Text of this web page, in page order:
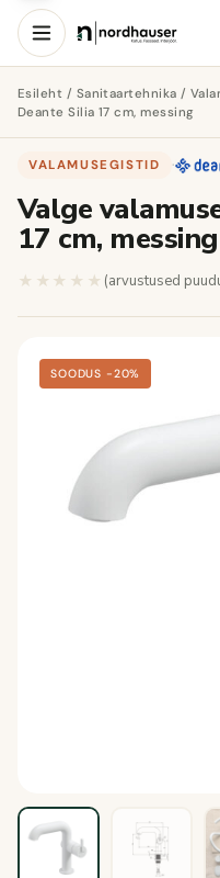
Esileht / Sanitaartehnika /
Deante Silia 17 cm, messing
VALAMUSEGISTID ·
Valge
17 cm, messing
★★★★★ ★★★★★
(arvustused
SOODUS −20%